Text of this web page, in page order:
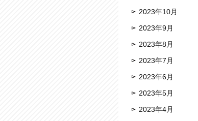
2023年10月
2023年9月
2023年8月
2023年7月
2023年6月
2023年5月
2023年4月